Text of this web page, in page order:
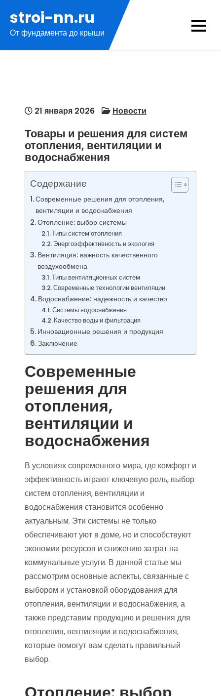
содержимому
stroi-nn.ru
От фундамента до крыши
21 января 2026 Новости
Товары и решения для систем
отопления, вентиляции и
водоснабжения
Содержание
Современные решения для отопления,
вентиляции и водоснабжения
Отопление: выбор системы
Типы систем отопления
Энергоэффективность и экология
Вентиляция: важность качественного
воздухообмена
Типы вентиляционных систем
Современные технологии вентиляции
Водоснабжение: надежность и качество
Системы водоснабжения
Качество воды и фильтрация
Инновационные решения и продукция
Заключение
Современные
решения для
отопления,
вентиляции и
водоснабжения
В условиях современного мира, где комфорт и
эффективность играют ключевую роль, выбор
систем отопления, вентиляции и
водоснабжения становится особенно
актуальным. Эти системы не только
обеспечивают уют в доме, но и способствуют
экономии ресурсов и снижению затрат на
коммунальные услуги. В данной статье мы
рассмотрим основные аспекты, связанные с
выбором и установкой оборудования для
отопления, вентиляции и водоснабжения, а
также представим продукцию и решения для
отопления, вентиляции и водоснабжения,
которые помогут вам сделать правильный
выбор.